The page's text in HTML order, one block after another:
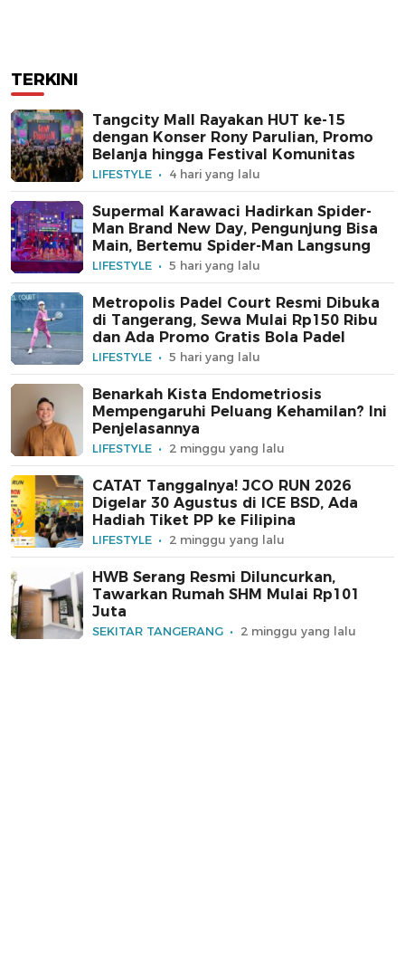
TERKINI
Tangcity Mall Rayakan HUT ke-15
dengan Konser Rony Parulian, Promo
Belanja hingga Festival Komunitas
LIFESTYLE 4 hari yang lalu
Supermal Karawaci Hadirkan Spider-
Man Brand New Day, Pengunjung Bisa
Main, Bertemu Spider-Man Langsung
LIFESTYLE 5 hari yang lalu
Metropolis Padel Court Resmi Dibuka
di Tangerang, Sewa Mulai Rp150 Ribu
dan Ada Promo Gratis Bola Padel
LIFESTYLE 5 hari yang lalu
Benarkah Kista Endometriosis
Mempengaruhi Peluang Kehamilan? Ini
Penjelasannya
LIFESTYLE 2 minggu yang lalu
CATAT Tanggalnya! JCO RUN 2026
Digelar 30 Agustus di ICE BSD, Ada
Hadiah Tiket PP ke Filipina
LIFESTYLE 2 minggu yang lalu
HWB Serang Resmi Diluncurkan,
Tawarkan Rumah SHM Mulai Rp101
Juta
SEKITAR TANGERANG 2 minggu yang lalu